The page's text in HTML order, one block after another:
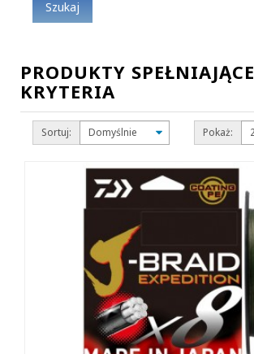
PRODUKTY SPEŁNIAJĄCE
KRYTERIA
Sortuj: Pokaż: